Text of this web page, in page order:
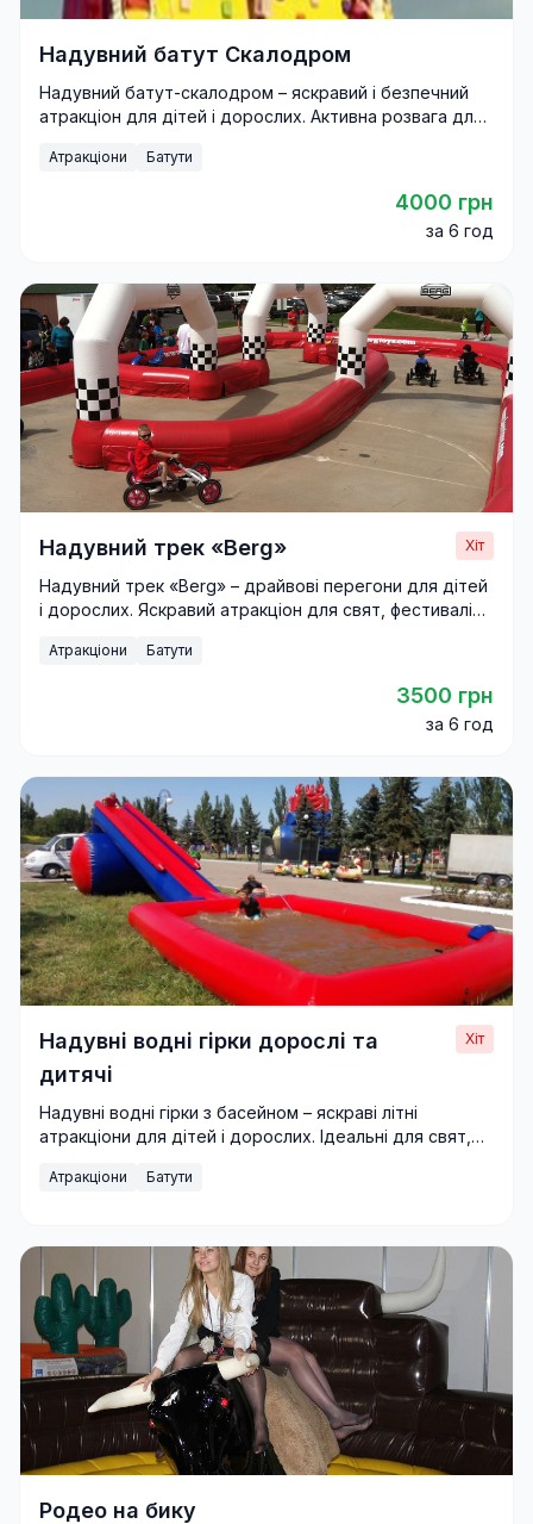
Надувний батут Скалодром
Надувний батут-скалодром – яскравий і безпечний
атракціон для дітей і дорослих. Активна розвага для
Атракціони Батути
4000 грн
за 6 год
Надувний трек «Berg» Хіт
Надувний трек «Berg» – драйвові перегони для дітей
і дорослих. Яскравий атракціон для свят, фестивалів і
Атракціони Батути
3500 грн
за 6 год
Надувні водні гірки дорослі та
дитячі
Хіт
Надувні водні гірки з басейном – яскраві літні
атракціони для дітей і дорослих. Ідеальні для свят,
Атракціони Батути
Родео на бику